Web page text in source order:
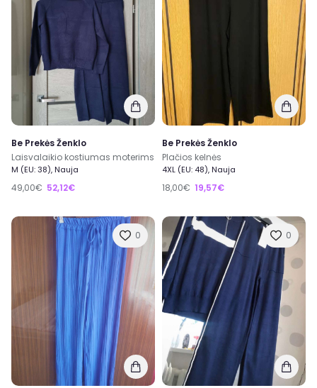
Be Prekės Ženklo
Laisvalaikio kostiumas moterims
M (EU: 38), Nauja
49,00€ 52,12€
Be Prekės Ženklo
Plačios kelnės
4XL (EU: 48), Nauja
18,00€ 19,57€
0 0